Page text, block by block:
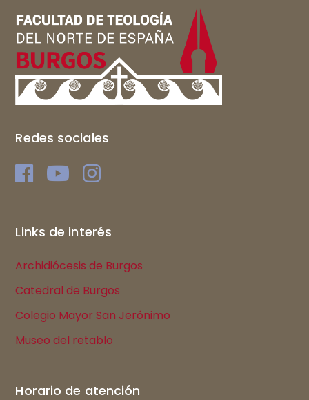
Redes sociales
Links de interés
Archidiócesis de Burgos
Catedral de Burgos
Colegio Mayor San Jerónimo
Museo del retablo
Horario de atención